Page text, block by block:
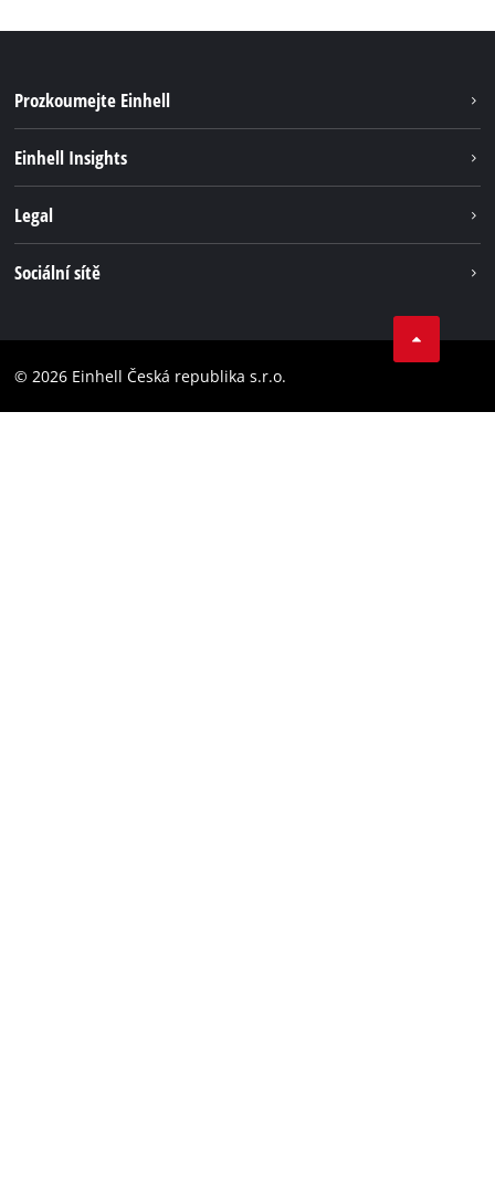
Prozkoumejte Einhell
Systém akumulátorů
Einhell Insights
Legal
Prohlášení o přístupnosti
Sociální sítě
Instagram
© 2026 Einhell Česká republika s.r.o.